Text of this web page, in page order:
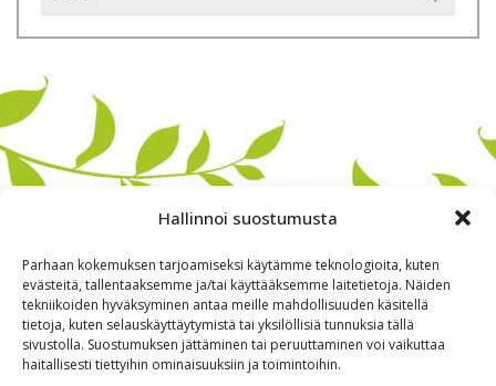
Hallinnoi suostumusta
Parhaan kokemuksen tarjoamiseksi käytämme teknologioita, kuten
evästeitä, tallentaaksemme ja/tai käyttääksemme laitetietoja. Näiden
tekniikoiden hyväksyminen antaa meille mahdollisuuden käsitellä
tietoja, kuten selauskäyttäytymistä tai yksilöllisiä tunnuksia tällä
sivustolla. Suostumuksen jättäminen tai peruuttaminen voi vaikuttaa
haitallisesti tiettyihin ominaisuuksiin ja toimintoihin.
for:
Alkuun Ryhmille Kokous & Ohjelmat